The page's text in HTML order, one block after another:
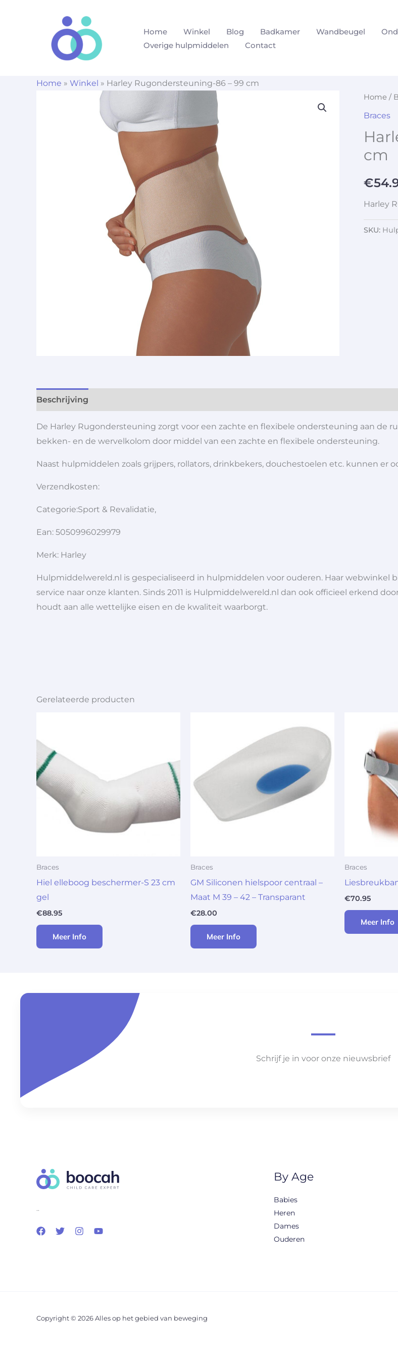
Home Winkel Blog Badkamer Wandbeugel
Overige hulpmiddelen
Contact
Home » Winkel » Harley Rugondersteuning-86 – 99 cm
Home /
Braces
cm
€
Harley
SKU:
Beschrijving
De Harley Rugondersteuning zorgt voor een zachte en flexibele ondersteuning aan de
bekken- en de wervelkolom door middel van een zachte en flexibele ondersteuning.
Naast hulpmiddelen zoals grijpers, rollators, drinkbekers, douchestoelen etc. kunnen er
Verzendkosten:
Categorie:Sport & Revalidatie,
Ean: 5050996029979
Merk: Harley
Hulpmiddelwereld.nl is gespecialiseerd in hulpmiddelen voor ouderen. Haar
service naar onze klanten. Sinds 2011 is Hulpmiddelwereld.nl dan ook officieel erkend
houdt aan alle wettelijke eisen en de kwaliteit waarborgt.
Gerelateerde producten
Braces
Hiel elleboog beschermer-S 23 cm
gel
€88.95
Meer Info
Braces
GM Siliconen hielspoor centraal –
Maat M 39 – 42 – Transparant
€28.00
Meer Info
Braces
€70.95
Meer Info
Schrijf je in voor onze nieuwsbrief
..
By Age
Babies
Heren
Dames
Ouderen
Copyright © 2026 Alles op het gebied van beweging